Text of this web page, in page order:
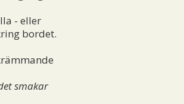
- eller
bordet.
smakar